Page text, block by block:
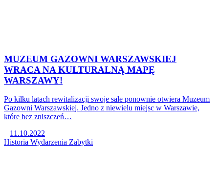
MUZEUM GAZOWNI WARSZAWSKIEJ
WRACA NA KULTURALNĄ MAPĘ
WARSZAWY!
Po kilku latach rewitalizacji swoje sale ponownie otwiera Muzeum
Gazowni Warszawskiej. Jedno z niewielu miejsc w Warszawie,
które bez zniszczeń…
11.10.2022
Historia Wydarzenia Zabytki